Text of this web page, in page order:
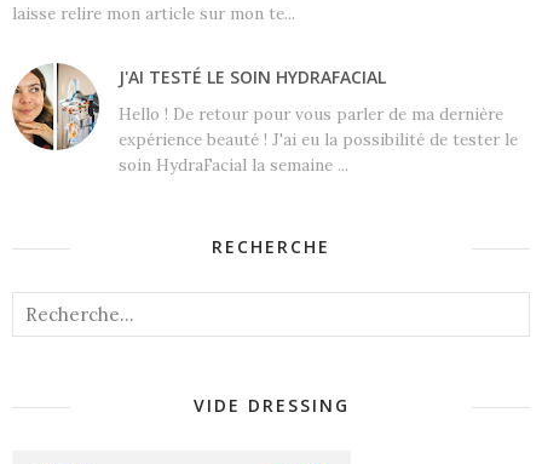
laisse relire mon article sur mon te...
J'AI TESTÉ LE SOIN HYDRAFACIAL
Hello ! De retour pour vous parler de ma dernière
expérience beauté ! J'ai eu la possibilité de tester le
soin HydraFacial la semaine ...
RECHERCHE
VIDE DRESSING